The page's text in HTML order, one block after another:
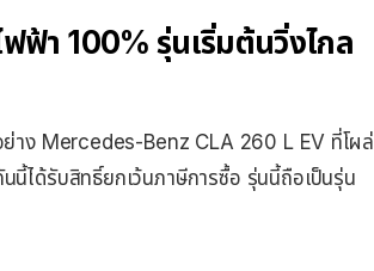
า 100% รุ่นเริ่มต้นวิ่งไกล
ย่าง Mercedes-Benz CLA 260 L EV ที่โผล่
ได้รับสิทธิ์ยกเว้นภาษีการซื้อ รุ่นนี้ถือเป็นรุ่น